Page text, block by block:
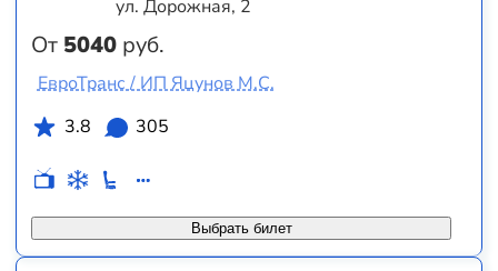
От 5040 руб.
ул. Дорожная, 2
Выбрать билет
ЕвроТранс / ИП Яцунов М.С.
3.8
305